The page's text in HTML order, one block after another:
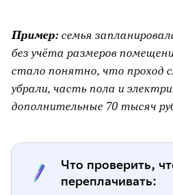
Пример: семья
без учёта размеров
стало понятно, что проход
убрали, часть пола и
дополнительные 70 тысяч
Что проверить,
переплачивать: